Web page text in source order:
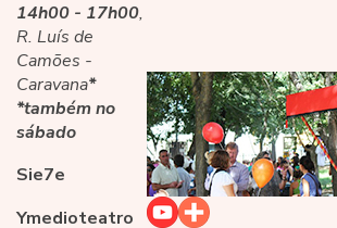
14h00 - 17h00,
R. Luís de
Camões -
Caravana*
*também no
sábado
Sie7e
Ymedioteatro